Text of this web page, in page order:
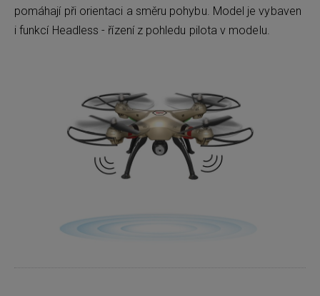
pomáhají při orientaci a směru pohybu. Model je vybaven
i funkcí Headless - řízení z pohledu pilota v modelu.